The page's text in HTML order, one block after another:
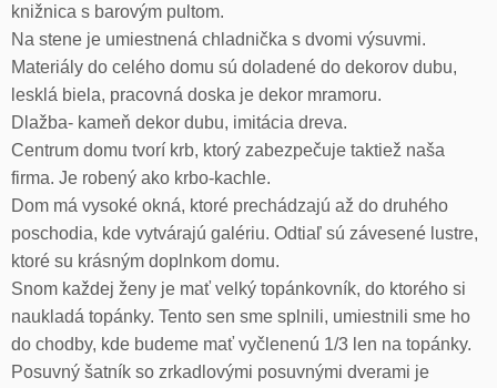
knižnica s barovým pultom.
Na stene je umiestnená chladnička s dvomi výsuvmi.
Materiály do celého domu sú doladené do dekorov dubu,
lesklá biela, pracovná doska je dekor mramoru.
Dlažba- kameň dekor dubu, imitácia dreva.
Centrum domu tvorí krb, ktorý zabezpečuje taktiež naša
firma. Je robený ako krbo-kachle.
Dom má vysoké okná, ktoré prechádzajú až do druhého
poschodia, kde vytvárajú galériu. Odtiaľ sú závesené lustre,
ktoré su krásným doplnkom domu.
Snom každej ženy je mať velký topánkovník, do ktorého si
naukladá topánky. Tento sen sme splnili, umiestnili sme ho
do chodby, kde budeme mať vyčlenenú 1/3 len na topánky.
Posuvný šatník so zrkadlovými posuvnými dverami je